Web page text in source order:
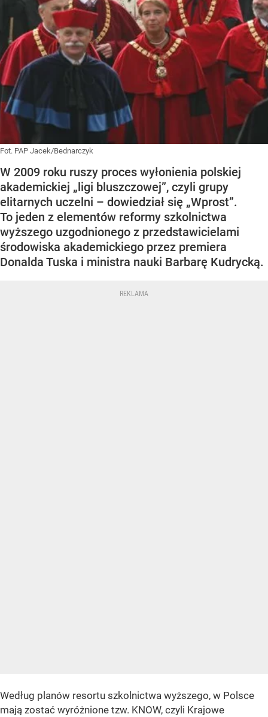
Fot. PAP Jacek/Bednarczyk
W 2009 roku ruszy proces wyłonienia polskiej
akademickiej „ligi bluszczowej”, czyli grupy
elitarnych uczelni – dowiedział się „Wprost”.
To jeden z elementów reformy szkolnictwa
wyższego uzgodnionego z przedstawicielami
środowiska akademickiego przez premiera
Donalda Tuska i ministra nauki Barbarę Kudrycką.
Według planów resortu szkolnictwa wyższego, w Polsce
mają zostać wyróżnione tzw. KNOW, czyli Krajowe